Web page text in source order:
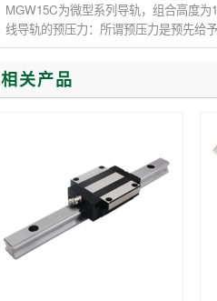
MGW15C为微型系列导轨，组合高度
线导轨的预压力：所谓预压力是预先给
间负向间隙给予预压...
相关产品